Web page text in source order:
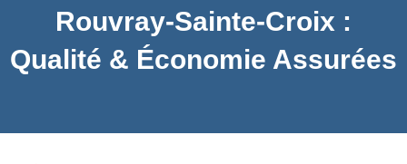
Rouvray-Sainte-Croix :
Qualité & Économie Assurées